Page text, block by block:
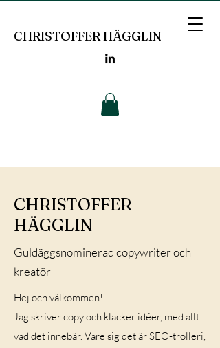
CHRISTOFFER HÄGGLIN
CHRISTOFFER
HÄGGLIN
Guldäggsnominerad copywriter och
kreatör
Hej och välkommen!
Jag skriver copy och kläcker idéer, med allt
vad det innebär. Vare sig det är SEO-trolleri,